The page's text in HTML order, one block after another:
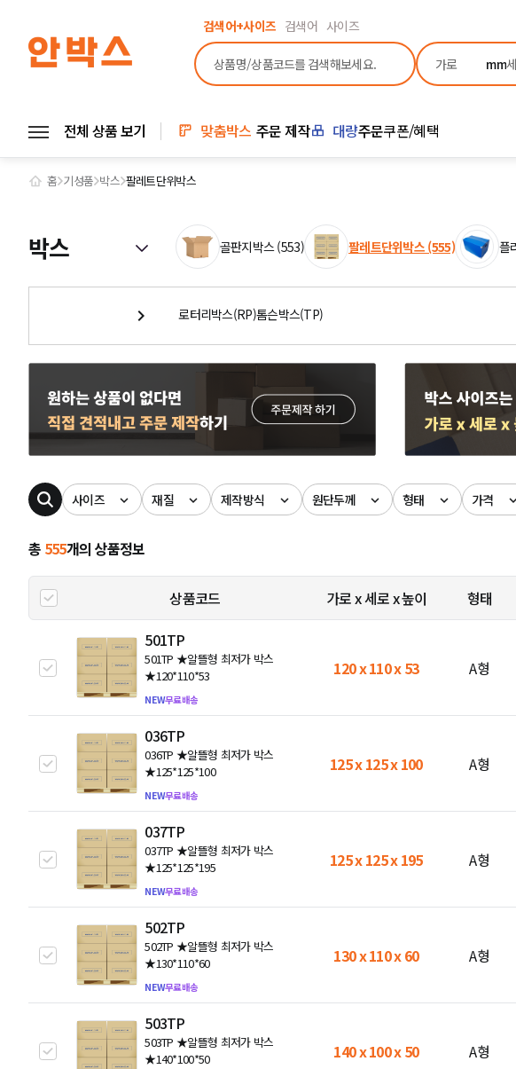
검색어+사이즈 검색어 사이즈
전체 상품 보기 맞춤박스 주문 제작 대량주문쿠폰/혜택
홈 기성품 박스 팔레트단위박스
박스 골판지박스 (553) 팔레트단위박스 (555) 플
로터리박스(RP)톰슨박스(TP)
사이즈 재질 제작방식 원단두께 형태 가격
총 555개의 상품정보
상품코드 가로 x 세로 x 높이 형태
501TP
501TP ★알뜰형 최저가 박스
★120*110*53
NEW무료배송
120 x 110 x 53 A형
036TP
036TP ★알뜰형 최저가 박스
★125*125*100
NEW무료배송
125 x 125 x 100 A형
037TP
037TP ★알뜰형 최저가 박스
★125*125*195
NEW무료배송
125 x 125 x 195 A형
502TP
502TP ★알뜰형 최저가 박스
★130*110*60
NEW무료배송
130 x 110 x 60 A형
503TP
503TP ★알뜰형 최저가 박스
★140*100*50
140 x 100 x 50 A형